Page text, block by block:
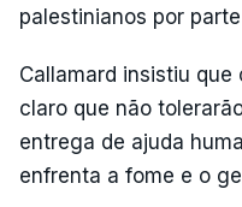
palestinianos por
Callamard insistiu
claro que não
entrega de ajuda
enfrenta a fome e o